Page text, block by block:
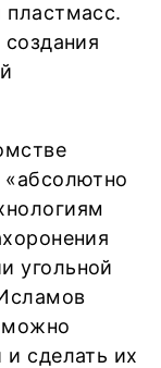
пластмасс.
угольной
можно
и сделать их